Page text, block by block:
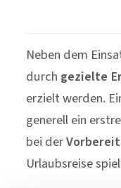
Neben dem
durch gezielte
erzielt werden.
generell ein
bei der
Urlaubsreise